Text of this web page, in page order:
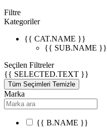
Filtre
Kategoriler
{{ CAT.NAME }}
{{ SUB.NAME }}
Seçilen Filtreler
{{ SELECTED.TEXT }}
Tüm Seçimleri Temizle
Marka
{{ B.NAME }}